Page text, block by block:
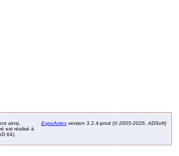
ainsi,
est réalisé à
64).
ExpoActesversion 3.2.4-prod (©2005-2026, ADSoft)